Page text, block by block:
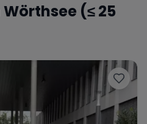
Ferrari
Wörthsee (≤ 25